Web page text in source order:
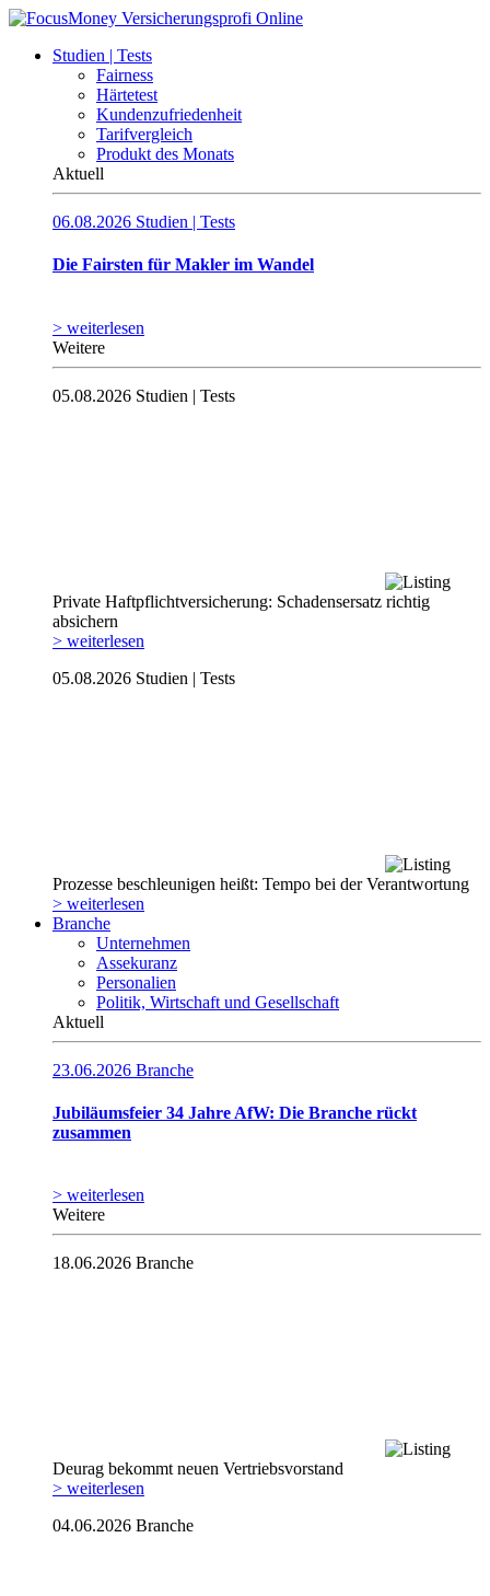
Studien | Tests
Fairness
Härtetest
Kundenzufriedenheit
Tarifvergleich
Produkt des Monats
Aktuell
06.08.2026 Studien | Tests
Die Fairsten für Makler im Wandel
> weiterlesen
Weitere
05.08.2026 Studien | Tests
Private Haftpflicht­versicherung: Schadensersatz richtig
absichern
> weiterlesen
05.08.2026 Studien | Tests
Prozesse beschleunigen heißt: Tempo bei der Verantwortung
> weiterlesen
Branche
Unternehmen
Assekuranz
Personalien
Politik, Wirtschaft und Gesellschaft
Aktuell
23.06.2026 Branche
Jubiläumsfeier 34 Jahre AfW: Die Branche rückt
zusammen
> weiterlesen
Weitere
18.06.2026 Branche
Deurag bekommt neuen Vertriebsvorstand
> weiterlesen
04.06.2026 Branche